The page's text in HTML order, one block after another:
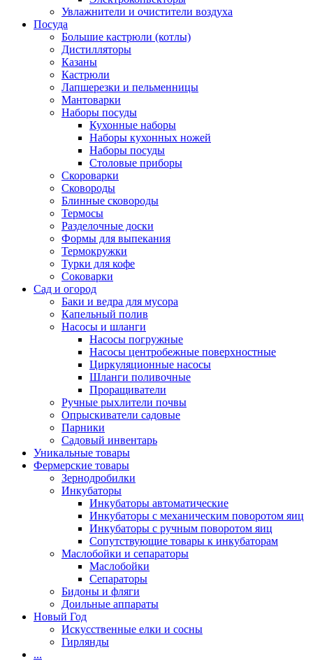
Увлажнители и очистители воздуха
Посуда
Большие кастрюли (котлы)
Дистилляторы
Казаны
Кастрюли
Лапшерезки и пельменницы
Мантоварки
Наборы посуды
Кухонные наборы
Наборы кухонных ножей
Наборы посуды
Столовые приборы
Скороварки
Сковороды
Блинные сковороды
Термосы
Разделочные доски
Формы для выпекания
Термокружки
Турки для кофе
Соковарки
Сад и огород
Баки и ведра для мусора
Капельный полив
Насосы и шланги
Насосы погружные
Насосы центробежные поверхностные
Циркуляционные насосы
Шланги поливочные
Проращиватели
Ручные рыхлители почвы
Опрыскиватели садовые
Парники
Садовый инвентарь
Уникальные товары
Фермерские товары
Зернодробилки
Инкубаторы
Инкубаторы автоматические
Инкубаторы с механическим поворотом яиц
Инкубаторы с ручным поворотом яиц
Сопутствующие товары к инкубаторам
Маслобойки и сепараторы
Маслобойки
Сепараторы
Бидоны и фляги
Доильные аппараты
Новый Год
Искусственные елки и сосны
Гирлянды
...